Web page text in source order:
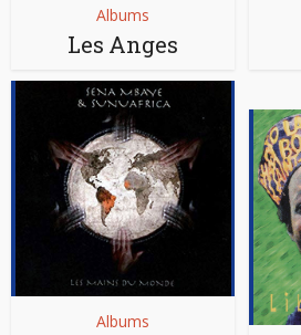
Albums
Les Anges
Albums